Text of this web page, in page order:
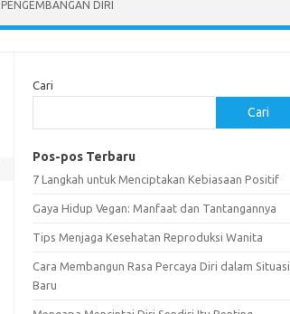
PENGEMBANGAN DIRI
Cari
Cari
Pos-pos Terbaru
7 Langkah untuk Menciptakan Kebiasaan Positif
Gaya Hidup Vegan: Manfaat dan Tantangannya
Tips Menjaga Kesehatan Reproduksi Wanita
Cara Membangun Rasa Percaya Diri dalam Situasi
Baru